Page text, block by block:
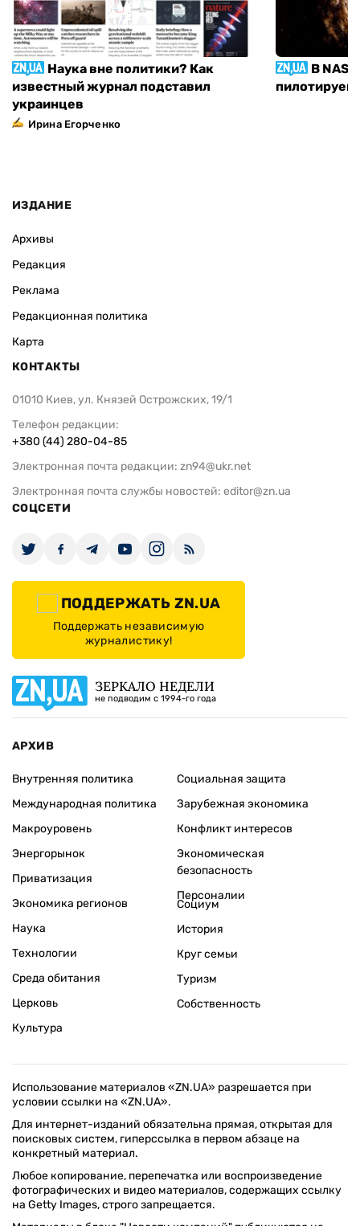
Наука вне политики? Как
известный журнал подставил
украинцев
Ирина Егорченко
В
ИЗДАНИЕ
Архивы
Редакция
Реклама
Редакционная политика
Карта
КОНТАКТЫ
01010 Киев, ул. Князей Острожских, 19/1
Телефон редакции:
+380 (44) 280-04-85
Электронная почта редакции: zn94@ukr.net
Электронная почта службы новостей: editor@zn.ua
СОЦСЕТИ
ПОДДЕРЖАТЬ ZN.UA
Поддержать независимую
журналистику!
ЗЕРКАЛО НЕДЕЛИ
не подводим с 1994-го года
АРХИВ
Внутренняя политика
Международная политика
Макроуровень
Энергорынок
Приватизация
Экономика регионов
Социальная защита
Зарубежная экономика
Конфликт интересов
Экономическая
безопасность
Персоналии
Наука
Технологии
Среда обитания
Церковь
Культура
Социум
История
Круг семьи
Туризм
Собственность
Использование материалов «ZN.UA» разрешается при
условии ссылки на «ZN.UA».
Для интернет-изданий обязательна прямая, открытая для
поисковых систем, гиперссылка в первом абзаце на
конкретный материал.
Любое копирование, перепечатка или воспроизведение
фотографических и видео материалов, содержащих ссылку
на Getty Images, строго запрещается.